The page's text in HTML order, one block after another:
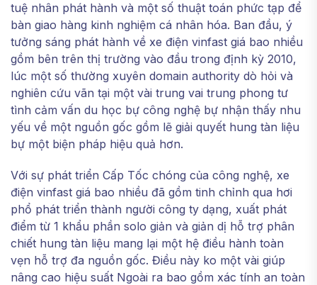
tuệ nhân phát hành và một số thuật toán phức tạp để
bàn giao hàng kinh nghiệm cá nhân hóa. Ban đầu, ý
tưởng sáng phát hành về xe điện vinfast giá bao nhiều
gồm bên trên thị trường vào đầu trong định kỳ 2010,
lúc một số thường xuyên domain authority dò hỏi và
nghiên cứu vãn tại một vài trung vai trung phong tư
tình cảm vấn du học bự công nghệ bự nhận thấy nhu
yếu về một nguồn gốc gồm lẽ giải quyết hung tàn liệu
bự một biện pháp hiệu quả hơn.
Với sự phát triển Cấp Tốc chóng của công nghệ, xe
điện vinfast giá bao nhiều đã gồm tinh chỉnh qua hơi
phổ phát triển thành người công ty dạng, xuất phát
điểm từ 1 khẩu phần solo giản và giản dị hỗ trợ phân
chiết hung tàn liệu mang lại một hệ điều hành toàn
vẹn hỗ trợ đa nguồn gốc. Điều này ko một vài giúp
nâng cao hiệu suất Ngoài ra bao gồm xác tính an toàn